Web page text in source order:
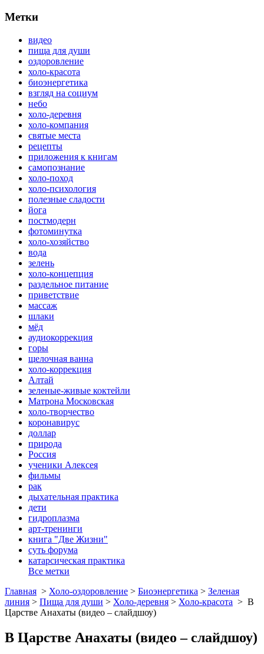
Метки
видео
пища для души
оздоровление
холо-красота
биоэнергетика
взгляд на социум
небо
холо-деревня
холо-компания
святые места
рецепты
приложения к книгам
самопознание
холо-поход
холо-психология
полезные сладости
йога
постмодерн
фотоминутка
холо-хозяйство
вода
зелень
холо-концепция
раздельное питание
приветствие
массаж
шлаки
мёд
аудиокоррекция
горы
щелочная ванна
холо-коррекция
Алтай
зеленые-живые коктейли
Матрона Московская
холо-творчество
коронавирус
доллар
природа
Россия
ученики Алексея
фильмы
рак
дыхательная практика
дети
гидроплазма
арт-тренинги
книга "Две Жизни"
суть форума
катарсическая практика
Все метки
Главная > Холо-оздоровление > Биоэнергетика > Зеленая
линия > Пища для души > Холо-деревня > Холо-красота > В
Царстве Анахаты (видео – слайдшоу)
В Царстве Анахаты (видео – слайдшоу)